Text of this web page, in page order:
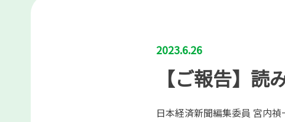
2023.6.26
【ご報告】読
日本経済新聞編集委員 宮内